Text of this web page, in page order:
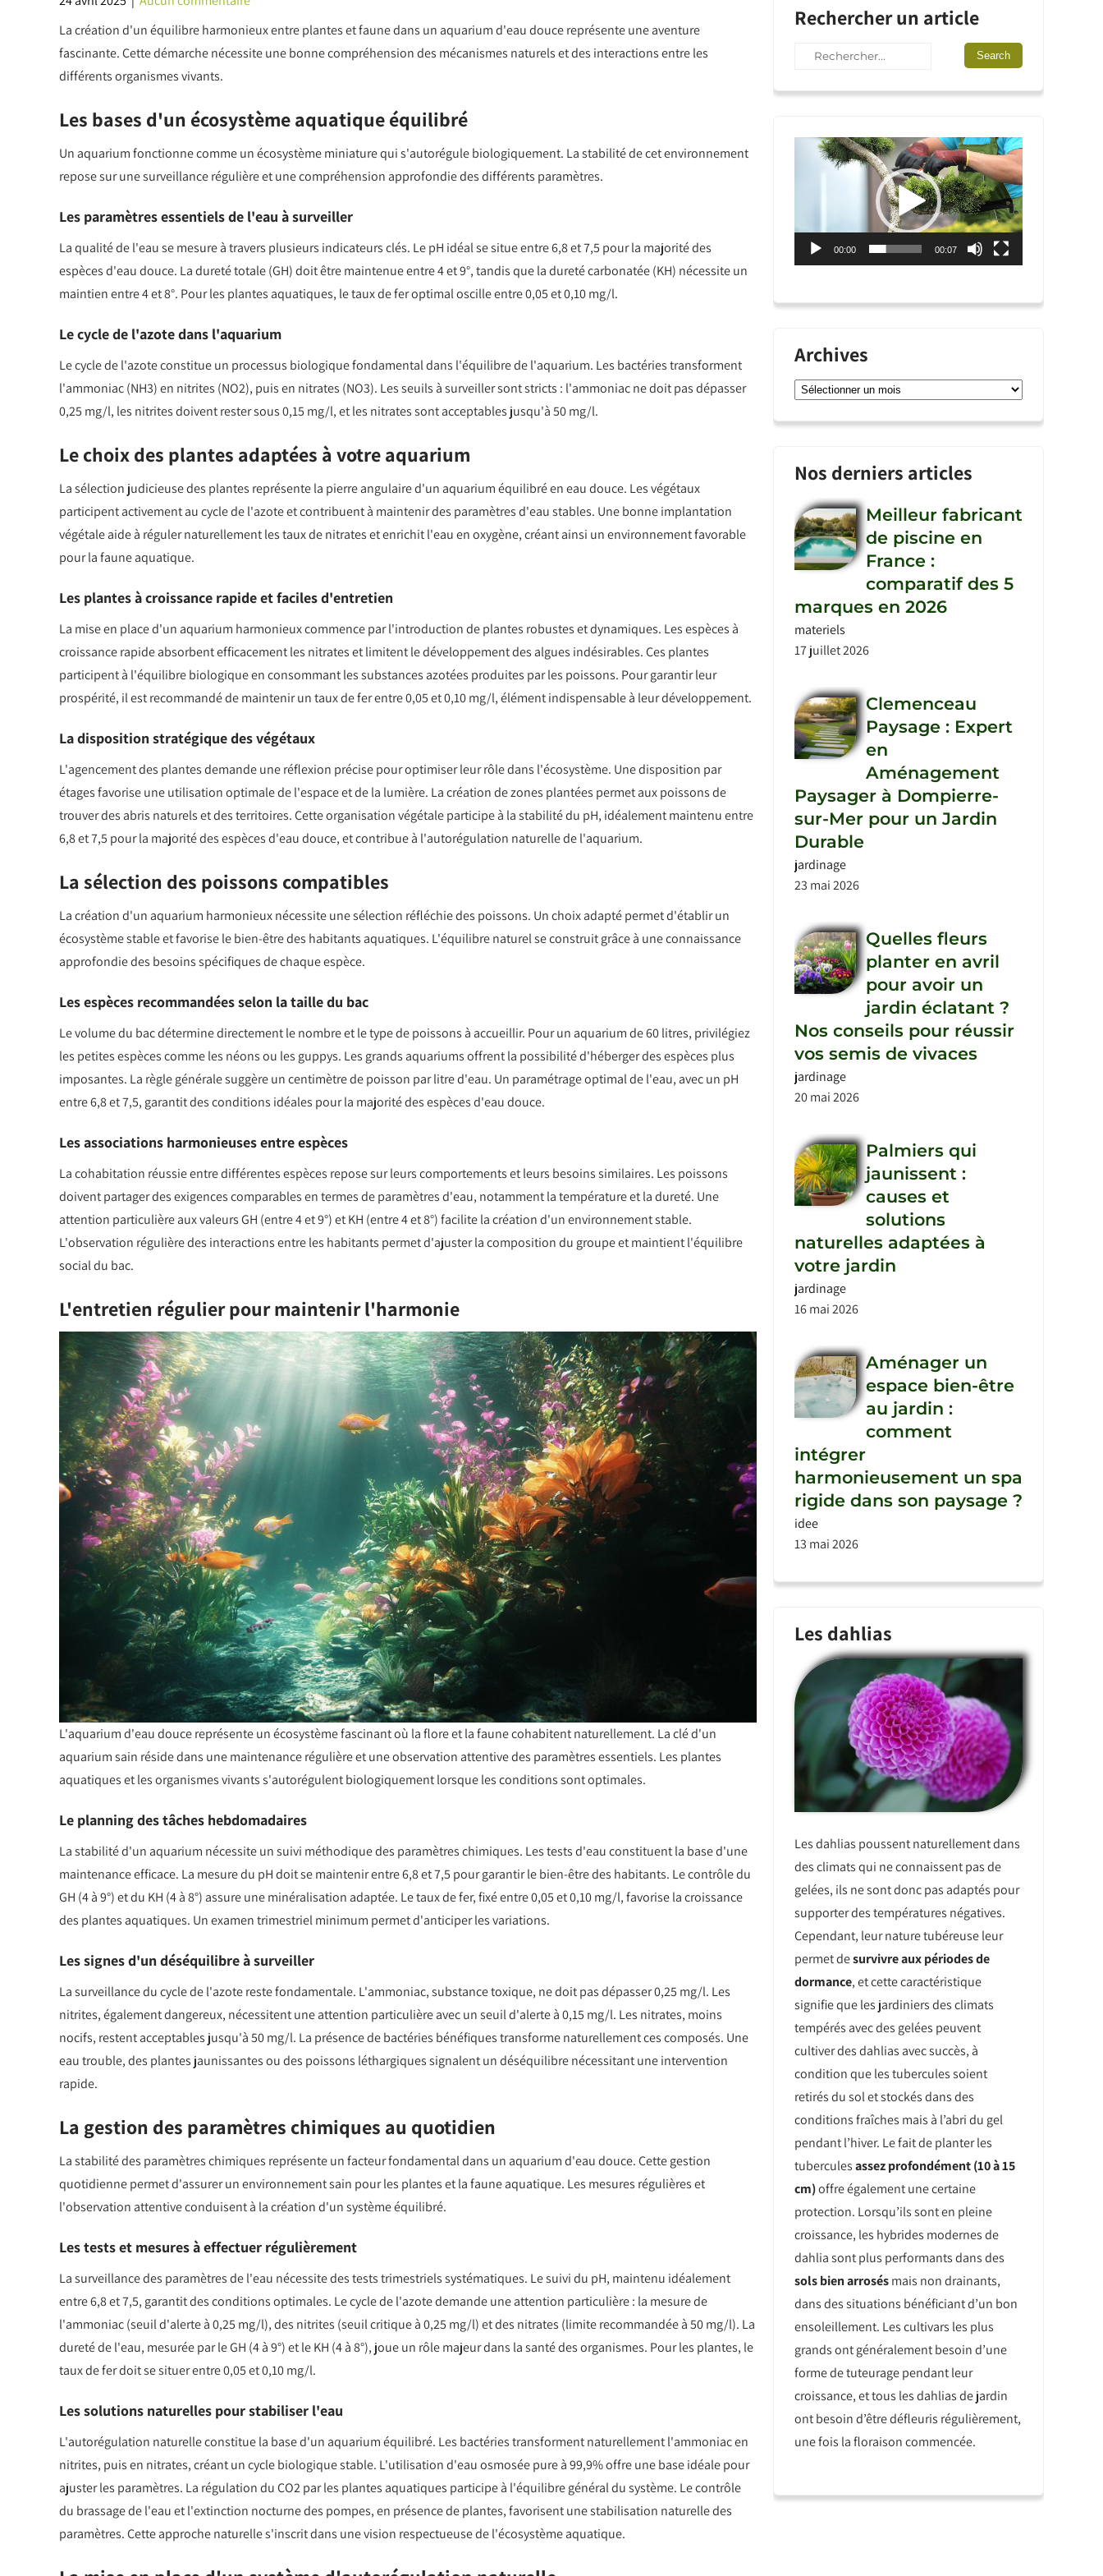
La création d'un équilibre harmonieux entre plantes et faune dans un aquarium d'eau douce représente une aventure
fascinante. Cette démarche nécessite une bonne compréhension des mécanismes naturels et des interactions entre les
différents organismes vivants.
Les bases d'un écosystème aquatique équilibré
Un aquarium fonctionne comme un écosystème miniature qui s'autorégule biologiquement. La stabilité de cet environnement
repose sur une surveillance régulière et une compréhension approfondie des différents paramètres.
Les paramètres essentiels de l'eau à surveiller
La qualité de l'eau se mesure à travers plusieurs indicateurs clés. Le pH idéal se situe entre 6,8 et 7,5 pour la majorité des
espèces d'eau douce. La dureté totale (GH) doit être maintenue entre 4 et 9°, tandis que la dureté carbonatée (KH) nécessite un
maintien entre 4 et 8°. Pour les plantes aquatiques, le taux de fer optimal oscille entre 0,05 et 0,10 mg/l.
Le cycle de l'azote dans l'aquarium
Le cycle de l'azote constitue un processus biologique fondamental dans l'équilibre de l'aquarium. Les bactéries transforment
l'ammoniac (NH3) en nitrites (NO2), puis en nitrates (NO3). Les seuils à surveiller sont stricts : l'ammoniac ne doit pas dépasser
0,25 mg/l, les nitrites doivent rester sous 0,15 mg/l, et les nitrates sont acceptables jusqu'à 50 mg/l.
Le choix des plantes adaptées à votre aquarium
La sélection judicieuse des plantes représente la pierre angulaire d'un aquarium équilibré en eau douce. Les végétaux
participent activement au cycle de l'azote et contribuent à maintenir des paramètres d'eau stables. Une bonne implantation
végétale aide à réguler naturellement les taux de nitrates et enrichit l'eau en oxygène, créant ainsi un environnement favorable
pour la faune aquatique.
Les plantes à croissance rapide et faciles d'entretien
La mise en place d'un aquarium harmonieux commence par l'introduction de plantes robustes et dynamiques. Les espèces à
croissance rapide absorbent efficacement les nitrates et limitent le développement des algues indésirables. Ces plantes
participent à l'équilibre biologique en consommant les substances azotées produites par les poissons. Pour garantir leur
prospérité, il est recommandé de maintenir un taux de fer entre 0,05 et 0,10 mg/l, élément indispensable à leur développement.
La disposition stratégique des végétaux
L'agencement des plantes demande une réflexion précise pour optimiser leur rôle dans l'écosystème. Une disposition par
étages favorise une utilisation optimale de l'espace et de la lumière. La création de zones plantées permet aux poissons de
trouver des abris naturels et des territoires. Cette organisation végétale participe à la stabilité du pH, idéalement maintenu entre
6,8 et 7,5 pour la majorité des espèces d'eau douce, et contribue à l'autorégulation naturelle de l'aquarium.
La sélection des poissons compatibles
La création d'un aquarium harmonieux nécessite une sélection réfléchie des poissons. Un choix adapté permet d'établir un
écosystème stable et favorise le bien-être des habitants aquatiques. L'équilibre naturel se construit grâce à une connaissance
approfondie des besoins spécifiques de chaque espèce.
Les espèces recommandées selon la taille du bac
Le volume du bac détermine directement le nombre et le type de poissons à accueillir. Pour un aquarium de 60 litres, privilégiez
les petites espèces comme les néons ou les guppys. Les grands aquariums offrent la possibilité d'héberger des espèces plus
imposantes. La règle générale suggère un centimètre de poisson par litre d'eau. Un paramétrage optimal de l'eau, avec un pH
entre 6,8 et 7,5, garantit des conditions idéales pour la majorité des espèces d'eau douce.
Les associations harmonieuses entre espèces
La cohabitation réussie entre différentes espèces repose sur leurs comportements et leurs besoins similaires. Les poissons
doivent partager des exigences comparables en termes de paramètres d'eau, notamment la température et la dureté. Une
attention particulière aux valeurs GH (entre 4 et 9°) et KH (entre 4 et 8°) facilite la création d'un environnement stable.
L'observation régulière des interactions entre les habitants permet d'ajuster la composition du groupe et maintient l'équilibre
social du bac.
L'entretien régulier pour maintenir l'harmonie
L'aquarium d'eau douce représente un écosystème fascinant où la flore et la faune cohabitent naturellement. La clé d'un
aquarium sain réside dans une maintenance régulière et une observation attentive des paramètres essentiels. Les plantes
aquatiques et les organismes vivants s'autorégulent biologiquement lorsque les conditions sont optimales.
Le planning des tâches hebdomadaires
La stabilité d'un aquarium nécessite un suivi méthodique des paramètres chimiques. Les tests d'eau constituent la base d'une
maintenance efficace. La mesure du pH doit se maintenir entre 6,8 et 7,5 pour garantir le bien-être des habitants. Le contrôle du
GH (4 à 9°) et du KH (4 à 8°) assure une minéralisation adaptée. Le taux de fer, fixé entre 0,05 et 0,10 mg/l, favorise la croissance
des plantes aquatiques. Un examen trimestriel minimum permet d'anticiper les variations.
Les signes d'un déséquilibre à surveiller
La surveillance du cycle de l'azote reste fondamentale. L'ammoniac, substance toxique, ne doit pas dépasser 0,25 mg/l. Les
nitrites, également dangereux, nécessitent une attention particulière avec un seuil d'alerte à 0,15 mg/l. Les nitrates, moins
nocifs, restent acceptables jusqu'à 50 mg/l. La présence de bactéries bénéfiques transforme naturellement ces composés. Une
eau trouble, des plantes jaunissantes ou des poissons léthargiques signalent un déséquilibre nécessitant une intervention
rapide.
La gestion des paramètres chimiques au quotidien
La stabilité des paramètres chimiques représente un facteur fondamental dans un aquarium d'eau douce. Cette gestion
quotidienne permet d'assurer un environnement sain pour les plantes et la faune aquatique. Les mesures régulières et
l'observation attentive conduisent à la création d'un système équilibré.
Les tests et mesures à effectuer régulièrement
La surveillance des paramètres de l'eau nécessite des tests trimestriels systématiques. Le suivi du pH, maintenu idéalement
entre 6,8 et 7,5, garantit des conditions optimales. Le cycle de l'azote demande une attention particulière : la mesure de
l'ammoniac (seuil d'alerte à 0,25 mg/l), des nitrites (seuil critique à 0,25 mg/l) et des nitrates (limite recommandée à 50 mg/l). La
dureté de l'eau, mesurée par le GH (4 à 9°) et le KH (4 à 8°), joue un rôle majeur dans la santé des organismes. Pour les plantes, le
taux de fer doit se situer entre 0,05 et 0,10 mg/l.
Les solutions naturelles pour stabiliser l'eau
L'autorégulation naturelle constitue la base d'un aquarium équilibré. Les bactéries transforment naturellement l'ammoniac en
nitrites, puis en nitrates, créant un cycle biologique stable. L'utilisation d'eau osmosée pure à 99,9% offre une base idéale pour
ajuster les paramètres. La régulation du CO2 par les plantes aquatiques participe à l'équilibre général du système. Le contrôle
du brassage de l'eau et l'extinction nocturne des pompes, en présence de plantes, favorisent une stabilisation naturelle des
paramètres. Cette approche naturelle s'inscrit dans une vision respectueuse de l'écosystème aquatique.
Rechercher un article
Lecteur
00:00 00:07
Archives
Archives
Nos derniers articles
Meilleur fabricant
de piscine en
France :
comparatif des 5
marques en 2026
materiels
17 juillet 2026
Clemenceau
Paysage : Expert
en
Aménagement
Paysager à Dompierre-
sur-Mer pour un Jardin
Durable
jardinage
23 mai 2026
Quelles fleurs
planter en avril
pour avoir un
jardin éclatant ?
Nos conseils pour réussir
vos semis de vivaces
jardinage
20 mai 2026
Palmiers qui
jaunissent :
causes et
solutions
naturelles adaptées à
votre jardin
jardinage
16 mai 2026
Aménager un
espace bien-être
au jardin :
comment
intégrer
harmonieusement un spa
rigide dans son paysage ?
idee
13 mai 2026
Les dahlias
Les dahlias poussent naturellement dans
des climats qui ne connaissent pas de
gelées, ils ne sont donc pas adaptés pour
supporter des températures négatives.
Cependant, leur nature tubéreuse leur
permet desurvivre aux périodes de
dormance, et cette caractéristique
signifie que les jardiniers des climats
tempérés avec des gelées peuvent
cultiver des dahlias avec succès, à
condition que les tubercules soient
retirés du sol et stockés dans des
conditions fraîches mais à l’abri du gel
pendant l’hiver. Le fait de planter les
tuberculesassez profondément (10 à 15
cm)offre également une certaine
protection. Lorsqu’ils sont en pleine
croissance, les hybrides modernes de
dahlia sont plus performants dans des
sols bien arrosésmais non drainants,
dans des situations bénéficiant d’un bon
ensoleillement. Les cultivars les plus
grands ont généralement besoin d’une
forme de tuteurage pendant leur
croissance, et tous les dahlias de jardin
ont besoin d’être défleuris régulièrement,
une fois la floraison commencée.